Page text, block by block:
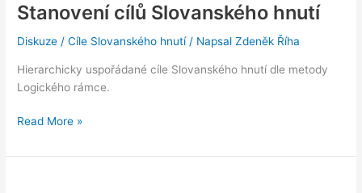
Stanovení cílů Slovanského hnutí
Diskuze /Cíle Slovanského hnutí/ NapsalZdeněk Říha
Hierarchicky uspořádané cíle Slovanského hnutí dle metody
Logického rámce.
Stanovení
Slovanského
Read More »